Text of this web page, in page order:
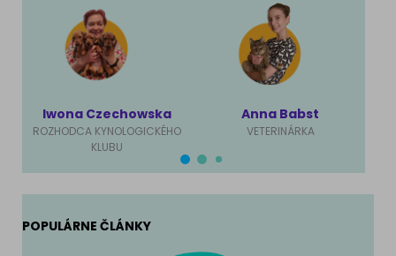
Iwona Czechowska
ROZHODCA KYNOLOGICKÉHO
KLUBU
Anna Babst
VETERINÁRKA
POPULÁRNE ČLÁNKY